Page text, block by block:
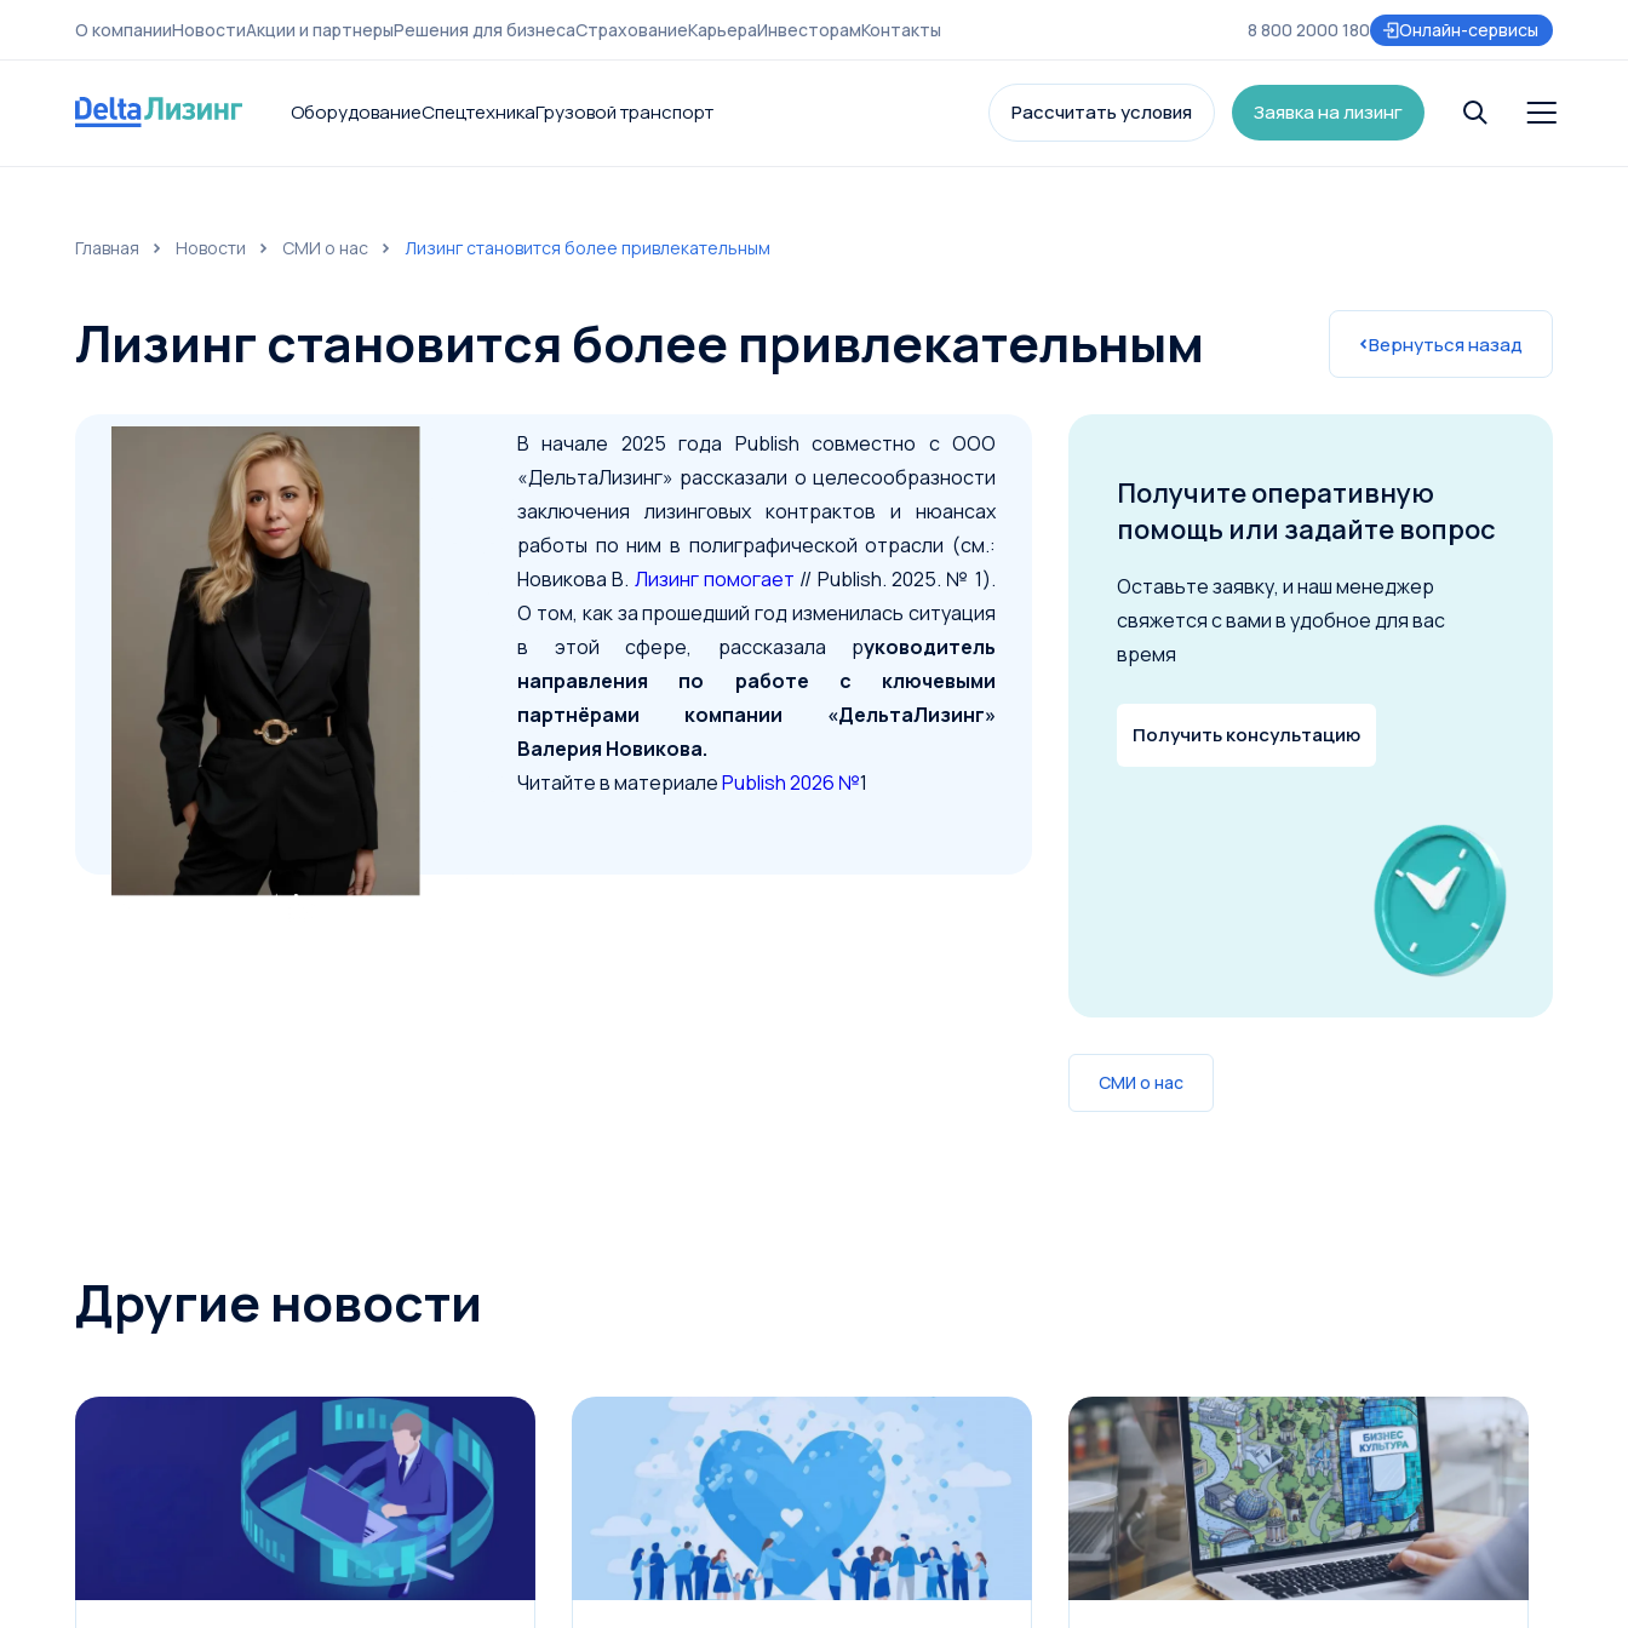
О компанииНовостиАкции и партнерыРешения для бизнесаСтрахованиеКарьераИнвесторамКонтакты 8 800 2000 180 Онлайн-сервисы
ОборудованиеСпецтехникаГрузовой транспорт Рассчитать условия Заявка на лизинг
О компанииКонтактыСтрахование
Главная Новости СМИ о нас Лизинг становится более привлекательным
Лизинг становится более привлекательным Вернуться назад
В начале 2025 года Publish совместно с ООО
«ДельтаЛизинг» рассказали о целесообразности
заключения лизинговых контрактов и нюансах
работы по ним в полиграфической отрасли (см.:
Новикова В. Лизинг помогает // Publish. 2025. № 1).
О том, как за прошедший год изменилась ситуация
в этой сфере, рассказала руководитель
направления по работе с ключевыми
партнёрами компании «ДельтаЛизинг»
Валерия Новикова.
Читайте в материалеPublish 2026 №1
Получите оперативную
помощь или задайте вопрос
Оставьте заявку, и наш менеджер
свяжется с вами в удобное для вас
время
Получить консультацию
СМИ о нас
Другие новости
Условия сделки
Предмет лизинга*
Тип имущества